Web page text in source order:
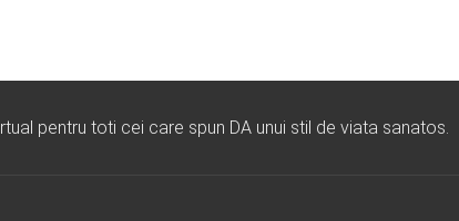
pentru toti cei care spun DA unui stil de viata sanatos.